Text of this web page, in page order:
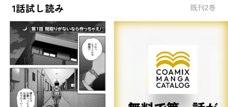
1話試し読み 既刊 2巻